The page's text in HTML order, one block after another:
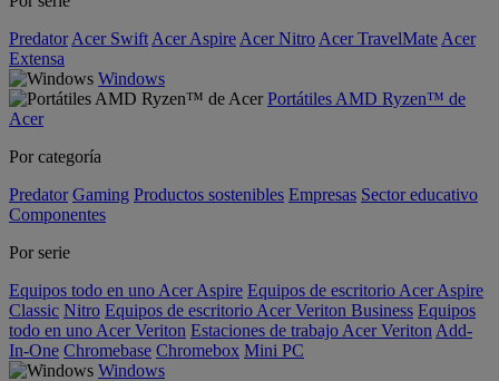
Predator Acer Swift Acer Aspire Acer Nitro Acer TravelMate Acer
Extensa
Windows
Portátiles AMD Ryzen™ de
Acer
Por categoría
Predator Gaming Productos sostenibles Empresas Sector educativo
Componentes
Por serie
Equipos todo en uno Acer Aspire Equipos de escritorio Acer Aspire
Classic Nitro Equipos de escritorio Acer Veriton Business Equipos
todo en uno Acer Veriton Estaciones de trabajo Acer Veriton Add-
In-One Chromebase Chromebox Mini PC
Windows